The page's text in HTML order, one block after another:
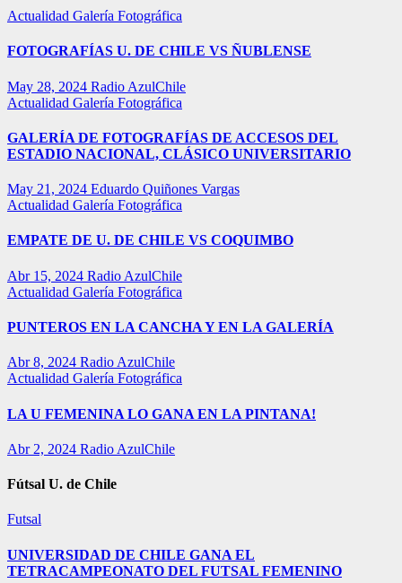
Actualidad Galería Fotográfica
FOTOGRAFÍAS U. DE CHILE VS ÑUBLENSE
May 28, 2024 Radio AzulChile
Actualidad Galería Fotográfica
GALERÍA DE FOTOGRAFÍAS DE ACCESOS DEL
ESTADIO NACIONAL, CLÁSICO UNIVERSITARIO
May 21, 2024 Eduardo Quiñones Vargas
Actualidad Galería Fotográfica
EMPATE DE U. DE CHILE VS COQUIMBO
Abr 15, 2024 Radio AzulChile
Actualidad Galería Fotográfica
PUNTEROS EN LA CANCHA Y EN LA GALERÍA
Abr 8, 2024 Radio AzulChile
Actualidad Galería Fotográfica
LA U FEMENINA LO GANA EN LA PINTANA!
Abr 2, 2024 Radio AzulChile
Fútsal U. de Chile
Futsal
UNIVERSIDAD DE CHILE GANA EL
TETRACAMPEONATO DEL FUTSAL FEMENINO